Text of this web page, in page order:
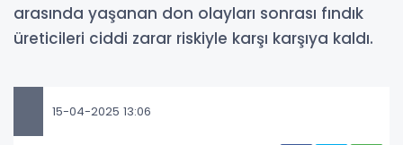
arasında yaşanan don olayları sonrası fındık
üreticileri ciddi zarar riskiyle karşı karşıya kaldı.
15-04-2025 13:06